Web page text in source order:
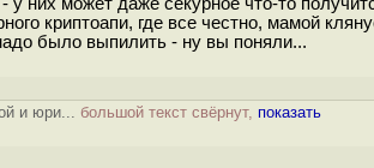
криптоапи, где все честно, мамой
было выпилить - ну вы поняли...
и юри... большой текст свёрнут, показать